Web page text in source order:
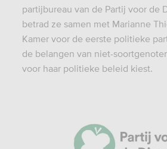
partijbureau van de Partij voor de
betrad ze samen met Marianne
Kamer voor de eerste politieke
de belangen van niet-
voor haar politieke beleid kiest.